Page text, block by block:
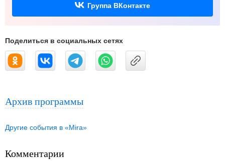
Группа ВКонтакте
Поделиться в социальных сетях
Архив программы
Другие события в «Mira»
Комментарии